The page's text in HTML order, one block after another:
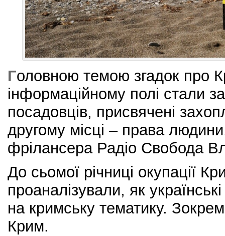
Головною темою згадок про
інформаційному полі стали
посадовців, присвячені
другому місці – права
фрілансера Радіо Свобода
До сьомої річниці окупації
проаналізували, як
на кримську тематику.
Крим.